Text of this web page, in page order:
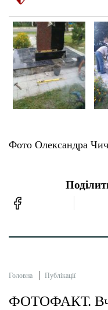
Фото Олександра
Головна Публікації
ФОТОФАКТ.